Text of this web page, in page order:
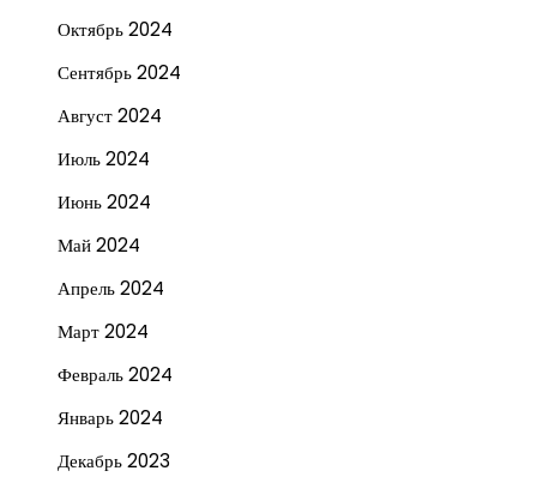
Октябрь 2024
Сентябрь 2024
Август 2024
Июль 2024
Июнь 2024
Май 2024
Апрель 2024
Март 2024
Февраль 2024
Январь 2024
Декабрь 2023